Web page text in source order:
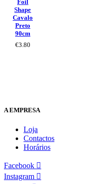
Foil
Shape
Cavalo
Preto
90cm
€3.80
A EMPRESA
Loja
Contactos
Horários
Facebook
Instagram